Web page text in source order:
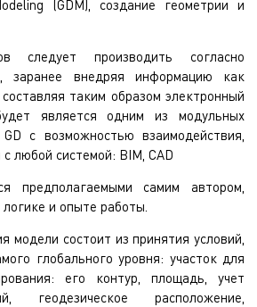
(GDM), создание геометрии и
следует производить согласно
заранее внедряя информацию как
таким образом электронный
является одним из модульных
с возможностью взаимодействия,
любой системой: BIM, CAD
предполагаемыми самим автором,
и опыте работы.
модели состоит из принятия условий,
глобального уровня: участок для
его контур, площадь, учет
геодезическое расположение,